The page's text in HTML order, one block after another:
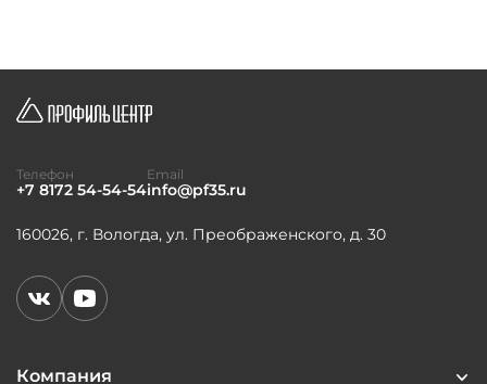
Компания
160026, г. Вологда, ул. Преображенского, д. 30
Телефон
+7 8172 54-54-54
Email
info@pf35.ru